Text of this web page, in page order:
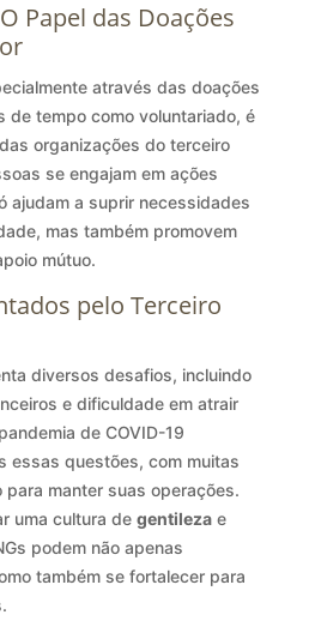
Papel das Doações
através das doações
de tempo como voluntariado, é
organizações do terceiro
se engajam em ações
ajudam a suprir necessidades
mas também promovem
mútuo.
pelo Terceiro
diversos desafios, incluindo
e dificuldade em atrair
de COVID-19
essas questões, com muitas
manter suas operações.
uma cultura de gentilezae
podem não apenas
também se fortalecer para